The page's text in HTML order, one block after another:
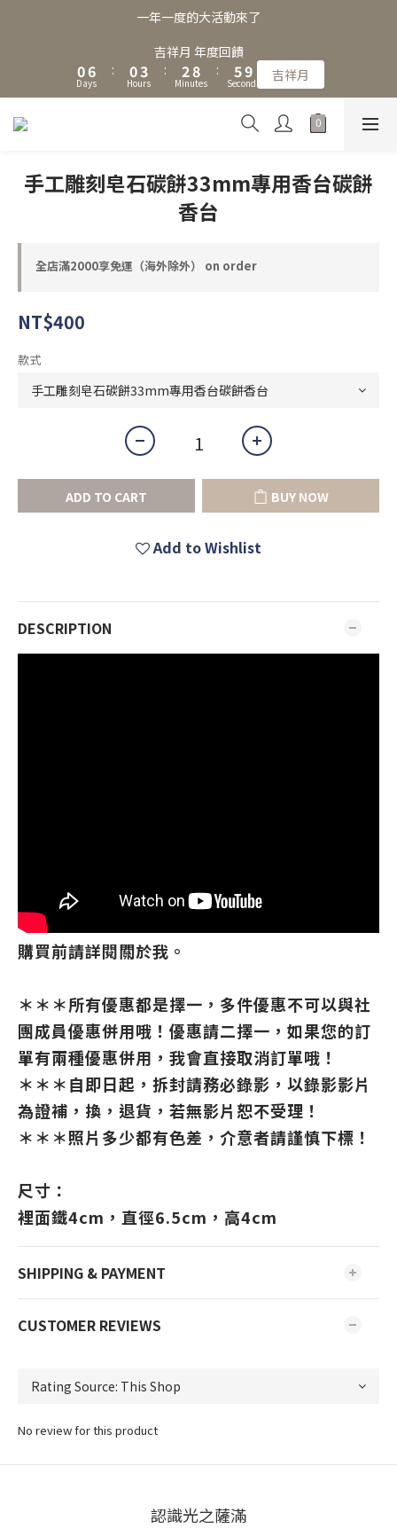
一年一度的大活動來了
吉祥月 年度回饋
06
5
1
0
Days
:
0
6
3
2
Hours
:
5
3
2
1
9
8
7
2
1
0
Minutes
:
8
6
5
4
2
9
8
7
6
3
Seconds 吉祥月
手工雕刻皂石碳餅33mm專用香台碳餅
香台
全店滿2000享免運（海外除外） on order
NT$400
款式
ADD TO CART BUY NOW
Add to Wishlist
DESCRIPTION
購買前請詳閱關於我。
＊＊＊所有優惠都是擇一，多件優惠不可以與社
團成員優惠併用哦！優惠請二擇一，如果您的訂
單有兩種優惠併用，我會直接取消訂單哦！
＊＊＊自即日起，拆封請務必錄影，以錄影影片
為證補，換，退貨，若無影片恕不受理！
＊＊＊照片多少都有色差，介意者請謹慎下標！
尺寸：
裡面鐵4cm，直徑6.5cm，高4cm
SHIPPING & PAYMENT
CUSTOMER REVIEWS
No review for this product
認識光之薩滿